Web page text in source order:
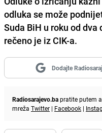
odluka se može
Suda BiH u roku od
rečeno je iz CIK-a.
Dodajte
Radiosarajevo.bapratite putem
mreža Twitter | Facebook |